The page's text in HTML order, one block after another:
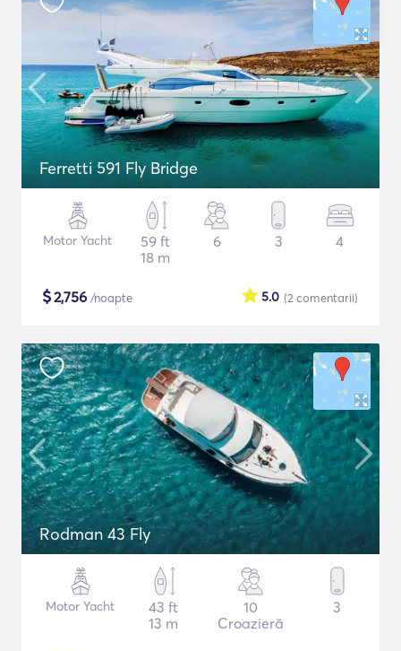
Ferretti 591 Fly Bridge
Motor Yacht
59 ft
18 m
6 3 4
$2,756 /noapte (2 comentarii)
5.0
Rodman 43 Fly
Motor Yacht
43 ft
13 m
10
Croazieră
3